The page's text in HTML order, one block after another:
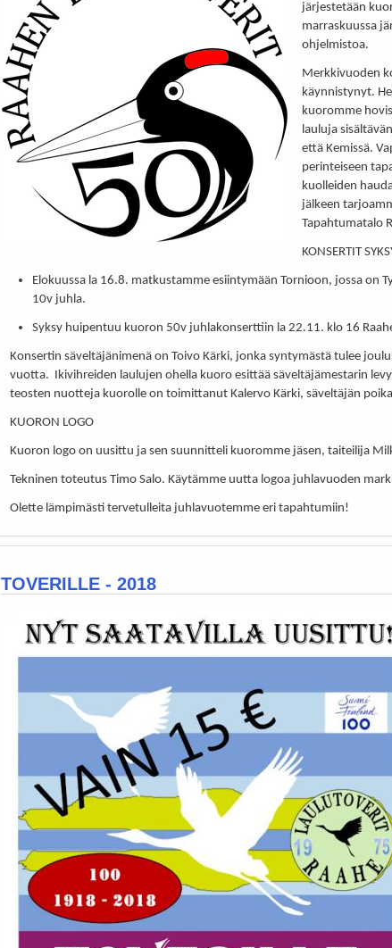
järjestetään
marraskuussa
ohjelmistoa.
Merkkivuoden
käynnistynyt.
kuoromme
lauluja
että Kemissä.
perinteiseen
kuolleiden
jälkeen
Tapahtumatalo
KONSERTIT
Elokuussa la 16.8. matkustamme esiintymään Tornioon, jossa on
10v juhla.
Syksy huipentuu kuoron 50v juhlakonserttiin la 22.11. klo 16
Konsertin säveltäjänimenä on Toivo Kärki, jonka syntymästä tulee
vuotta. Ikivihreiden laulujen ohella kuoro esittää säveltäjämestarin
teosten nuotteja kuorolle on toimittanut Kalervo Kärki, säveltäjän
KUORON LOGO
Kuoron logo on uusittu ja sen suunnitteli kuoromme jäsen, taiteilija
Tekninen toteutus Timo Salo. Käytämme uutta logoa juhlavuoden
Olette lämpimästi tervetulleita juhlavuotemme eri tapahtumiin!
TOVERILLE - 2018